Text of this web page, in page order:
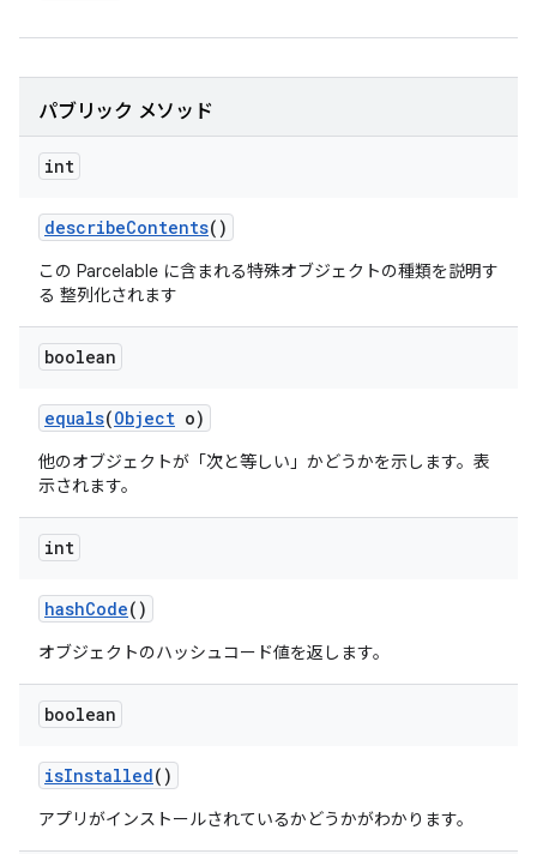
パブリック メソッド
int
describeContents()
この Parcelable に含まれる特殊オブジェクトの種類を説明す
る 整列化されます
boolean
equals(Object o)
他のオブジェクトが「次と等しい」かどうかを示します。表
示されます。
int
hashCode()
オブジェクトのハッシュコード値を返します。
boolean
isInstalled()
アプリがインストールされているかどうかがわかります。